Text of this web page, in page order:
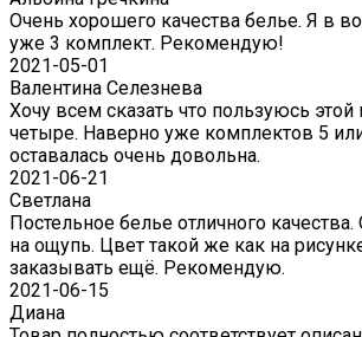
Очень хорошего качества белье. Я в
уже 3 комплект. Рекомендую!
2021-05-01
Валентина Селезнева
Хочу всем сказать что пользуюсь
четыре. Наверно уже комплектов 5
оставалась очень довольна.
2021-06-21
Светлана
Постельное белье отличного
на ощупь. Цвет такой же как на
заказывать ещё. Рекомендую.
2021-06-15
Диана